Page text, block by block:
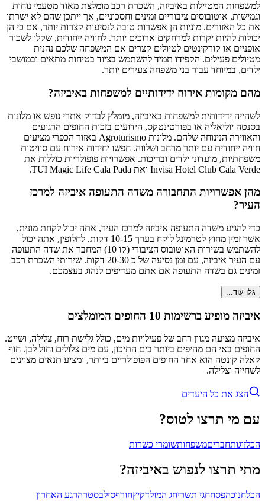
למשפחות המטיילות באיביזה, השכרת רכב מומלצת מאוד מטעמי נוחות
וגמישות. אוטובוסים ציבוריים זמינים וחסכוניים, אך ייתכן שהם לא ישרתו
את כל האזורים. מוניות הן אפשרות טובה לנסיעות קצרות יותר, אם כי הן
יכולות להיות יקרות למרחקים ארוכים יותר. לחוויה ייחודית, שקלו לשכור
אופניים או קורקינטים לטיולים קצרים אם המשפחה שלכם נהנית
מטיולים פעילים. הקפידו תמיד להשתמש בציוד בטיחות מתאים ובמושבי
ילדים, במיוחד עבור בני משפחה צעירים יותר.
מהם מקומות אירוח ידידותיים למשפחות באיביזה?
לשהייה ידידותית למשפחות באיביזה, מומלץ לבדוק אתרי נופש או מלונות
בסנטה יוליאליה או בפורטינטקס, הידועים בזכות החופים הרגועים
והאווירה הנינוחה שלהם. מלונות Agroturismo באזור הכפרי מציעים
חוויה ייחודית עם יותר מרחב ושלווה. חפשו יחידות אירוח עם סוויטות
משפחתיות, מועדוני ילדים ובריכות. אפשרויות פופולריות כוללות את
Invisa Hotel Club Cala Verde ואת TUI Magic Life Cala Pada.
מהן אפשרויות התחבורה משדה התעופה איביזה למרכז
העיר?
כדי להגיע משדה התעופה איביזה למרכז העיר, אתה יכול לקחת מונית,
אשר זמין מחוץ לטרמינל לוקח בערך 10-15 דקות. לחלופין, אתה יכול
להשתמש בשירות האוטובוס הציבורי (קו 10) המחבר את שדה התעופה
עם העיר איביזה, עם זמן נסיעה של כ 20-30 דקות. שירותי השכרת רכב
זמינים גם בשדה התעופה אם אתם מעדיפים לנהוג בעצמכם.
גלו עוד...
איביזה מופיע ברשימות 10 החופים המומלצים
איביזה מציעה מגוון רחב של פעילויות מים, כולל גלישת רוח, צלילה, ושייט.
החופים באי הם מהיפים ביותר בים התיכון, עם מים צלולים וחול לבן. חוף
קאלה קונטה הוא אחד החופים הפופולריים ביותר, ומציע תנאים מצוינים
לשחייה וצלילה.
הצג את כל היעדים
עם מי תרצו לטוס?
הכלזוגותחבריםמשפחותשומרי כשרות
מתי תרצו לנפוש באיביזה?
הכלחנוכהפסחחגי תשריחג המולדקיץחורףסילבסטרהרגע האחרון